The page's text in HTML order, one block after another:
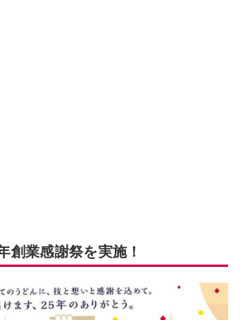
創業感謝祭を実施！